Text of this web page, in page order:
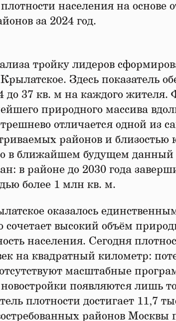
населения на основе
за 2024 год.
тройку лидеров
Здесь показатель
до 37 кв. м на каждого
природного массива
отличается одной из
районов и близостью
в ближайшем будущем данный
в районе до 2030 года
более 1 млн кв. м.
оказалось
сочетает высокий объём
населения. Сегодня
на квадратный километр:
масштабные
появляются лишь
плотности достигает 11,7
районов Москвы